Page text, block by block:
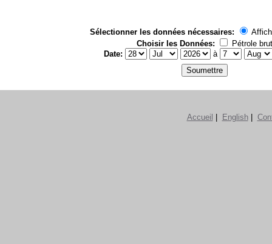
Sélectionner les données nécessaires:
Choisir les Données:
Pétrole brut
Date:
à
Accueil English|